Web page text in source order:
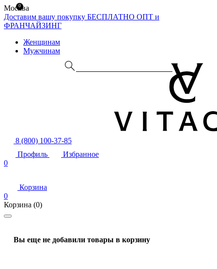
Москва
Доставим вашу покупку БЕСПЛАТНО ОПТ и
ФРАНЧАЙЗИНГ
Женщинам
Мужчинам
8 (800) 100-37-85
Профиль
Избранное
0
Корзина
0
Корзина (0)
Вы еще не добавили товары в корзину
0